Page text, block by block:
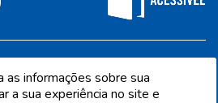
SP - CEP 06612-001
as informações sobre sua
a sua experiência no site e